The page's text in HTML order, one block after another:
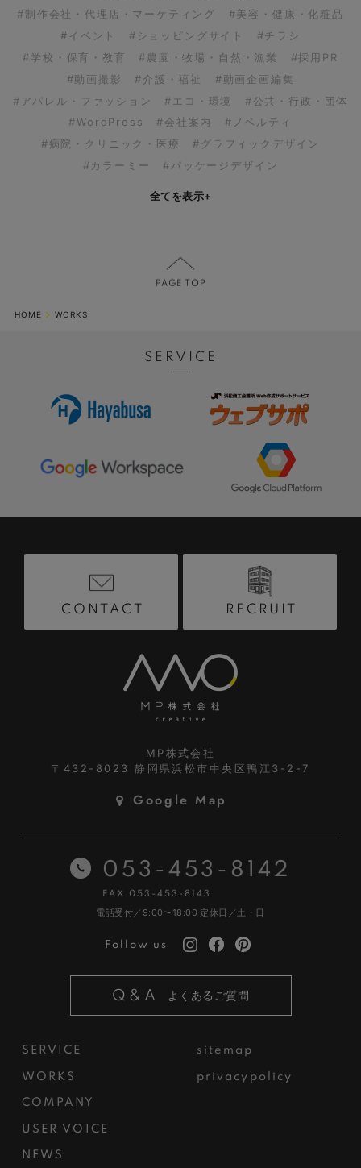
#制作会社・代理店・マーケティング
#美容・健康・化粧品
#イベント
#ショッピングサイト
#チラシ
#学校・保育・教育
#農園・牧場・自然・漁業
#採用PR
#動画撮影
#介護・福祉
#動画企画編集
#アパレル・ファッション
#エコ・環境
#公共・行政・団体
#WordPress
#会社案内
#ノベルティ
#病院・クリニック・医療
#グラフィックデザイン
#カラーミー
#パッケージデザイン
全てを表示+
HOME WORKS
SERVICE
CONTACT RECRUIT
MP株式会社
〒432-8023静岡県浜松市中央区鴨江3-2-7
Google Map
SERVICE
WORKS
COMPANY
USER VOICE
NEWS
sitemap
privacypolicy
053-453-8142
FAX 053-453-8143
電話受付／9:00〜18:00 定休日／土・日
Follow us
Q&A よくあるご質問